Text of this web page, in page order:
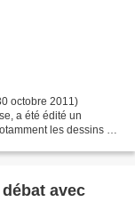
octobre 2011)
a été édité un
les dessins de
avec